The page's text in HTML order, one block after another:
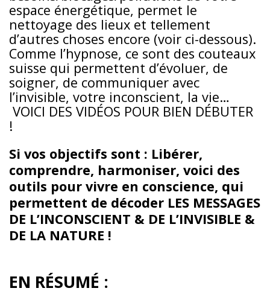
espace énergétique, permet le
nettoyage des lieux et tellement
d’autres choses encore (voir ci-dessous).
Comme l’hypnose, ce sont des couteaux
suisse qui permettent d’évoluer, de
soigner, de communiquer avec
l’invisible, votre inconscient, la vie…
VOICI DES VIDÉOS POUR BIEN DÉBUTER
!
Si vos objectifs sont : Libérer,
comprendre, harmoniser, voici des
outils pour vivre en conscience, qui
permettent de décoder LES MESSAGES
DE L’INCONSCIENT & DE L’INVISIBLE &
DE LA NATURE !
EN RÉSUMÉ :